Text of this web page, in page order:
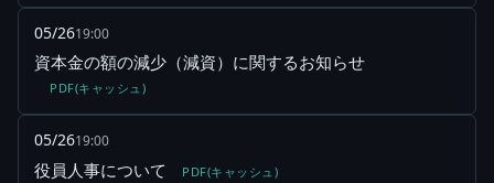
05/2619:00
資本金の額の減少（減資）に関するお知らせ
PDF(キャッシュ)
05/2619:00
役員人事について PDF(キャッシュ)